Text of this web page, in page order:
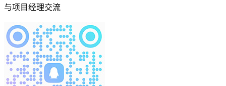
与项目经理交流